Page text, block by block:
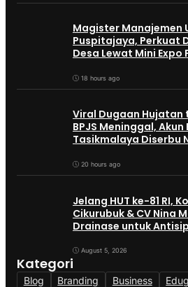
Magister Manajemen
Puspitajaya, Perkuat
Desa Lewat Mini Expo
18 hours ago
Viral Dugaan Hujatan
BPJS Meninggal, Akun
Tasikmalaya Diserbu
20 hours ago
Jelang HUT ke-81 RI,
Cikurubuk & CV Nina
Drainase untuk
August 5, 2026
Kategori
Blog Branding Business